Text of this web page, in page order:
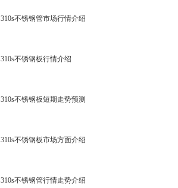
310s不锈钢管市场行情介绍
310s不锈钢板行情介绍
310s不锈钢板短期走势预测
310s不锈钢板市场方面介绍
310s不锈钢管行情走势介绍